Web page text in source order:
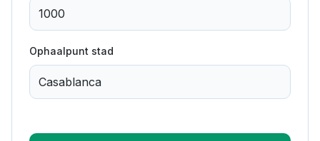
Ophaalpunt stad